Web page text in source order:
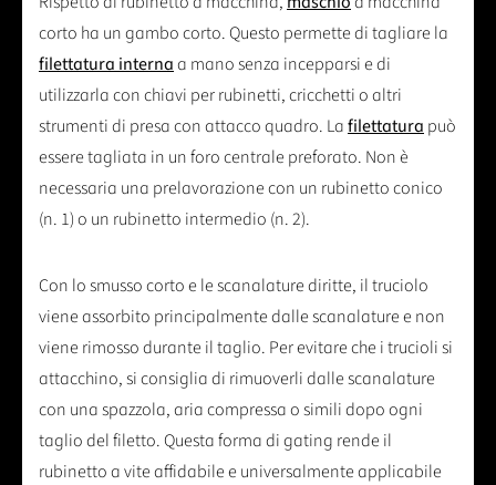
corto ha un gambo corto. Questo permette di tagliare la
filettatura internaa mano senza incepparsi e di
utilizzarla con chiavi per rubinetti, cricchetti o altri
strumenti di presa con attacco quadro. Lafilettatura può
essere tagliata in un foro centrale preforato. Non è
necessaria una prelavorazione con un rubinetto conico
(n. 1) o un rubinetto intermedio (n. 2).
Con lo smusso corto e le scanalature diritte, il truciolo
viene assorbito principalmente dalle scanalature e non
viene rimosso durante il taglio. Per evitare che i trucioli si
attacchino, si consiglia di rimuoverli dalle scanalature
con una spazzola, aria compressa o simili dopo ogni
taglio del filetto. Questa forma di gating rende il
rubinetto a vite affidabile e universalmente applicabile